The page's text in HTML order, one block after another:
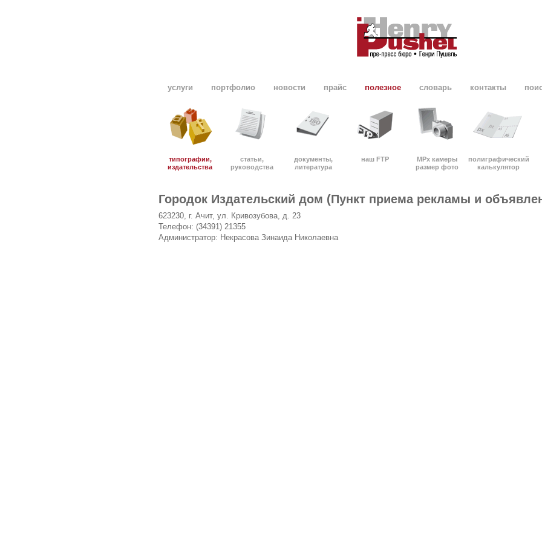
услуги портфолио новости прайс полезное
типографии,
издательства
статьи,
руководства
документы,
литература
наш FTP
MPx камеры
размер фото
полиграфический
калькулятор
словарь контакты
Городок Издательский дом (Пункт приема рекламы и
623230, г. Ачит, ул. Кривозубова, д. 23
Телефон: (34391) 21355
Администратор: Некрасова Зинаида Николаевна